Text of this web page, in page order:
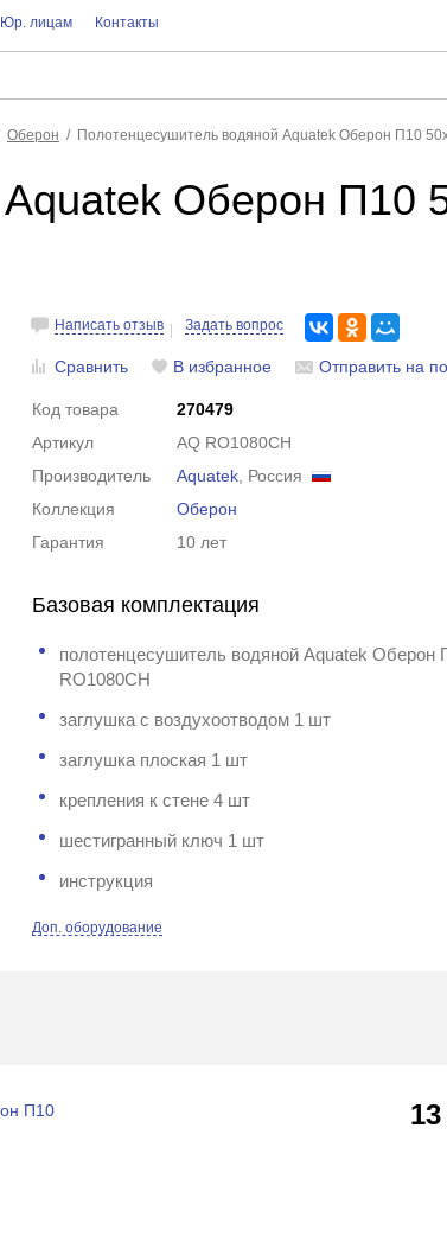
Юр. лицам Контакты
Оберон Полотенцесушитель водяной Aquatek Оберон П10
Оберон П10
Написать отзыв Задать вопрос
Сравнить В избранное Отправить на
Код товара
270479
Артикул
AQ RO1080CH
Производитель
Aquatek , Россия
Коллекция
Оберон
Гарантия
10 лет
Базовая комплектация
полотенцесушитель водяной Aquatek Оберон
RO1080CH
заглушка с воздухоотводом 1 шт
заглушка плоская 1 шт
крепления к стене 4 шт
шестигранный ключ 1 шт
инструкция
Доп. оборудование
П10